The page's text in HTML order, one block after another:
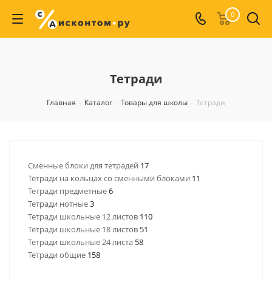
0
Тетради
Главная - Каталог - Товары для школы - Тетради
Сменные блоки для тетрадей 17
Тетради на кольцах со сменными блоками 11
Тетради предметные6
Тетради нотные3
Тетради школьные 12 листов 110
Тетради школьные 18 листов 51
Тетради школьные 24 листа 58
Тетради общие 158